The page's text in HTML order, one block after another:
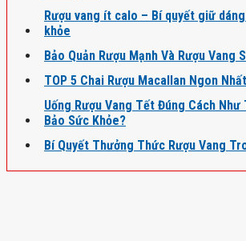
Rượu vang ít calo – Bí quyết giữ
khỏe
Bảo Quản Rượu Mạnh Và Rượu Vang
TOP 5 Chai Rượu Macallan Ngon Nhất
Uống Rượu Vang Tết Đúng Cách Như
Bảo Sức Khỏe?
Bí Quyết Thưởng Thức Rượu Vang